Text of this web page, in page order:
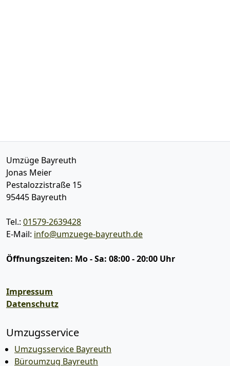
Umzüge Bayreuth
Jonas Meier
Pestalozzistraße 15
95445 Bayreuth
Tel.: 01579-2639428
E-Mail: info@umzuege-bayreuth.de
Öffnungszeiten: Mo - Sa: 08:00 - 20:00 Uhr
Impressum
Datenschutz
Umzugsservice
Umzugsservice Bayreuth
Büroumzug Bayreuth